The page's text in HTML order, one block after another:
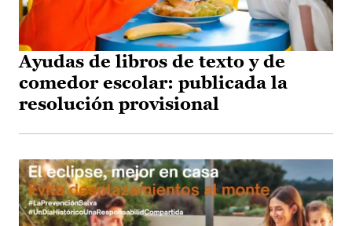
Ayudas de libros de texto y de
comedor escolar: publicada la
resolución provisional